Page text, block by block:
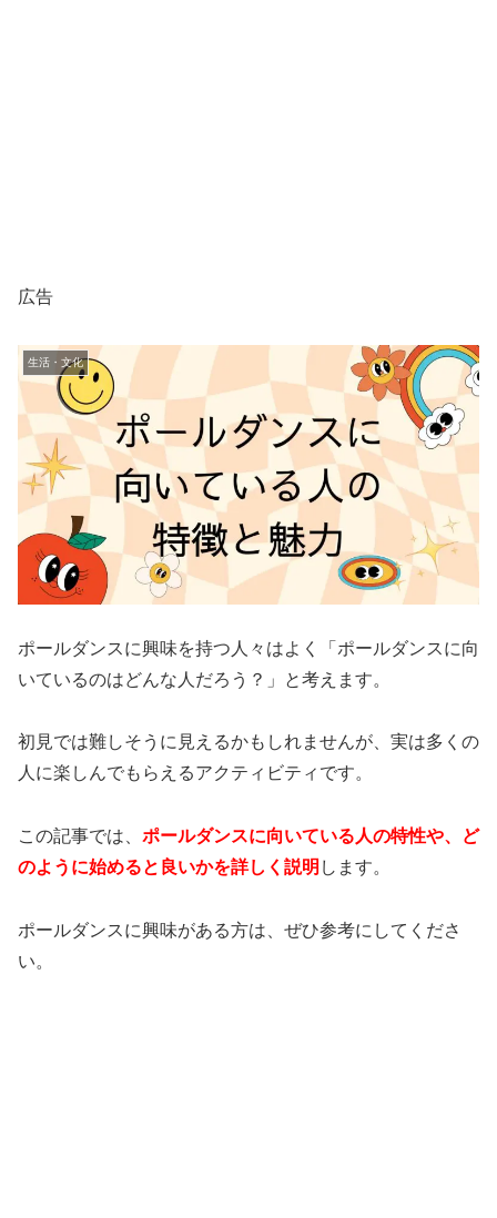
広告
生活・文化
ポールダンスに興味を持つ人々はよく「ポールダンスに向
いているのはどんな人だろう？」と考えます。
初見では難しそうに見えるかもしれませんが、実は多くの
人に楽しんでもらえるアクティビティです。
この記事では、 ポールダンスに向いている 人の特性や、ど
のように始めると良いかを詳しく説明 します。
ポールダンスに興味がある方は、ぜひ参考にしてくださ
い。